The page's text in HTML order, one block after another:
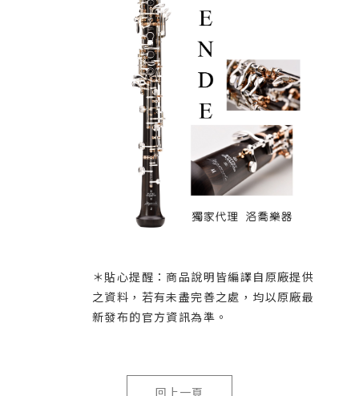
＊貼心提醒：商品說明皆編譯自原廠提供
之資料，若有未盡完善之處，均以原廠最
新發布的官方資訊為準。
回上一頁